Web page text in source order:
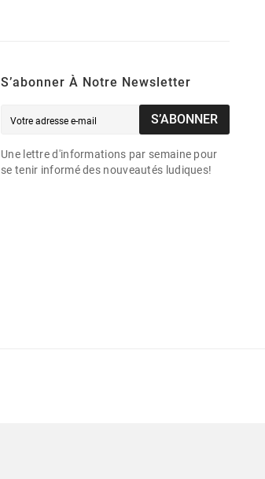
S’abonner À Notre Newsletter
S’ABONNER
Une lettre d'informations par semaine pour
se tenir informé des nouveautés ludiques!